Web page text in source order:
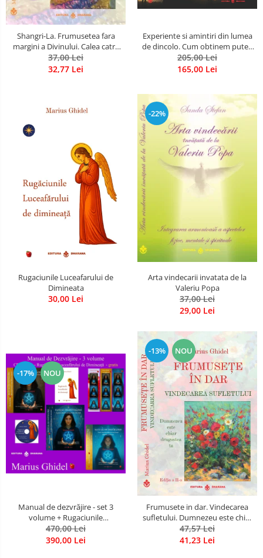
Shangri-La. Frumusetea fara
margini a Divinului. Calea catre
fericire
37,00 Lei
32,77 Lei
Experiente si amintiri din lumea
de dincolo. Cum obtinem puteri
extrasenzoriale - cu exercitii
205,00 Lei
165,00 Lei
Rugaciunile Luceafarului de
Dimineata
30,00 Lei
-22%
Arta vindecarii invatata de la
Valeriu Popa
37,00 Lei
29,00 Lei
-17% NOU
Manual de dezvrăjire - set 3
volume + Rugaciunile
Luceafarului de Dimineata -
Gratuit)
470,00 Lei
390,00 Lei
-13% NOU
Frumusete in dar. Vindecarea
sufletului. Dumnezeu este chiar
dragostea ta. Editia a 2-a
47,57 Lei
41,23 Lei